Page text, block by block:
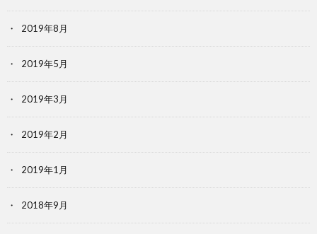
2019年8月
2019年5月
2019年3月
2019年2月
2019年1月
2018年9月